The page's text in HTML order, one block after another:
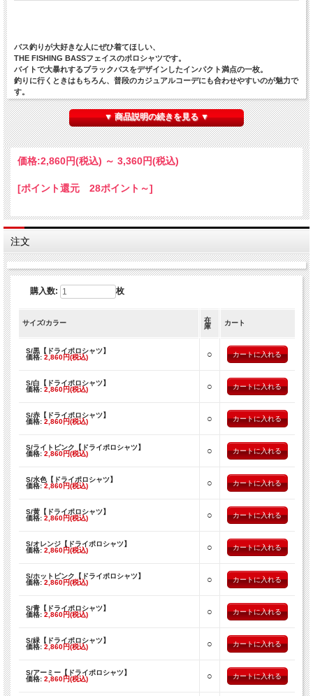
バス釣りが大好きな人にぜひ着てほしい、
THE FISHING BASSフェイスのポロシャツです。
バイトで大暴れするブラックバスをデザインしたインパクト満点の一枚。
釣りに行くときはもちろん、普段のカジュアルコーデにも合わせやすいのが魅力で
す。
釣り好きな友達へのプレゼントや、釣りガールのコーデにもおすすめ。
カラーは気分に合わせて選べる全13色。
着るだけで釣りトークが盛り上がる、遊び心たっぷりのポロシャツです！
■ポロシャツのカラーは13色から選べます！
・黒
・ライトピンク
・黄
・オレンジ
・ホットピンク
・青
・緑
・アーミー
※お使いのモニター設定、お部屋の照明等により実際の商品と色味が異なる場合が
※ポロシャツのサイズによりプリントの大きさやバランスが異なる場合がございま
す。
▼ 商品説明の続きを見る ▼
価格:2,860円(税込) ～ 3,360円(税込)
[ポイント還元 28ポイント～]
注文
購入数: 枚
サイズ/カラー
在
庫
カート
S/黒【ドライポロシャツ】
価格: 2,860円(税込) ○
S/白【ドライポロシャツ】
価格: 2,860円(税込) ○
S/赤【ドライポロシャツ】
価格: 2,860円(税込) ○
S/ライトピンク【ドライポロシャツ】
価格:2,860円(税込) ○
S/水色【ドライポロシャツ】
価格: 2,860円(税込) ○
S/黄【ドライポロシャツ】
価格: 2,860円(税込) ○
S/オレンジ【ドライポロシャツ】
価格: 2,860円(税込) ○
S/ホットピンク【ドライポロシャツ】
価格: 2,860円(税込) ○
S/青【ドライポロシャツ】
価格: 2,860円(税込) ○
S/緑【ドライポロシャツ】
価格: 2,860円(税込) ○
S/アーミー【ドライポロシャツ】
価格: 2,860円(税込) ○